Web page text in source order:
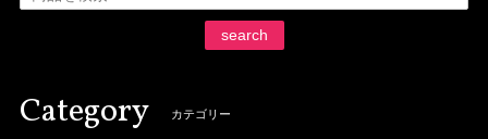
search
Category カテゴリー